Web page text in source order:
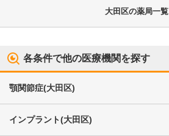
大田区の薬局一覧
各条件で他の医療機関を探す
顎関節症(大田区)
インプラント(大田区)